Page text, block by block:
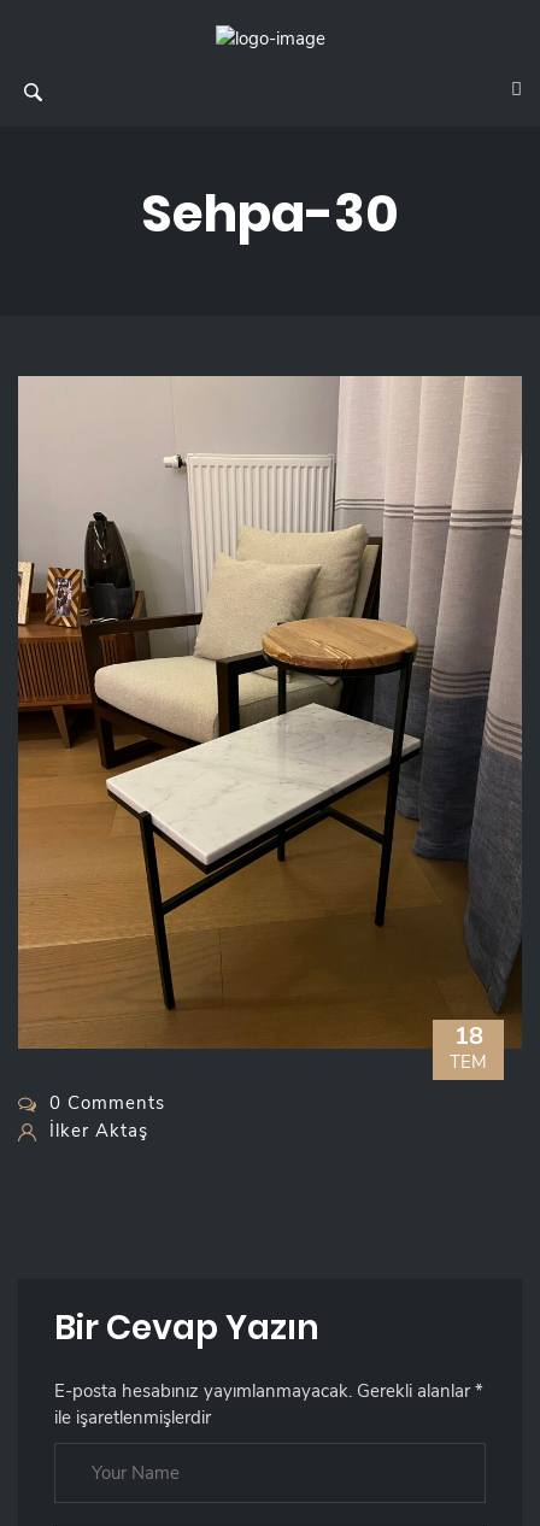
Sehpa-30
18
TEM
0 Comments
İlker Aktaş
Bir Cevap Yazın
E-posta hesabınız yayımlanmayacak. Gerekli alanlar*
ile işaretlenmişlerdir